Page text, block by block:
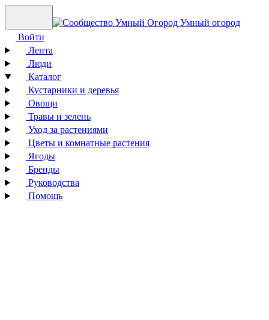
Умный огород
Войти
Лента
Люди
Каталог
Кустарники и деревья
Овощи
Травы и зелень
Уход за растениями
Цветы и комнатные растения
Ягоды
Бренды
Руководства
Помощь